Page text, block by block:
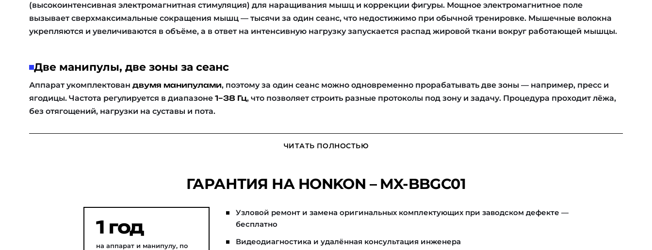
(высокоинтенсивная электромагнитная стимуляция) для наращивания мышц и коррекции фигуры. Мощное электромагнитное поле
вызывает сверхмаксимальные сокращения мышц — тысячи за один сеанс, что недостижимо при обычной тренировке. Мышечные волокна
укрепляются и увеличиваются в объёме, а в ответ на интенсивную нагрузку запускается распад жировой ткани вокруг работающей мышцы.
Две манипулы, две зоны за сеанс
Аппарат укомплектован двумя манипулами, поэтому за один сеанс можно одновременно прорабатывать две зоны — например, пресс и
ягодицы. Частота регулируется в диапазоне 1–38 Гц, что позволяет строить разные протоколы под зону и задачу. Процедура проходит лёжа,
без отягощений, нагрузки на суставы и пота.
ЧИТАТЬ ПОЛНОСТЬЮ
ГАРАНТИЯ НА HONKON – MX-BBGC01
1 год
на аппарат и манипулу, по
Узловой ремонт и замена оригинальных комплектующих при заводском дефекте —
бесплатно
Видеодиагностика и удалённая консультация инженера